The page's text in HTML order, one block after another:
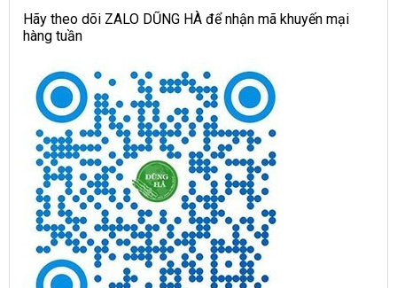
Hãy theo dõi ZALO DŨNG HÀ để nhận mã khuyến mại
hàng tuần